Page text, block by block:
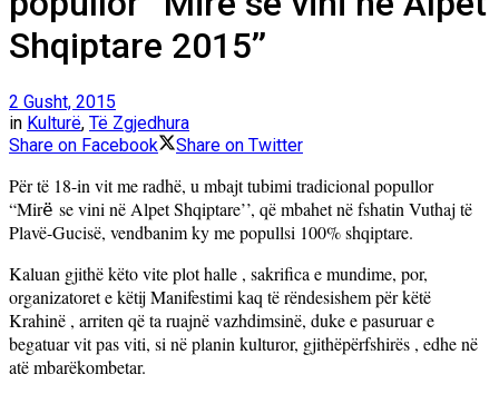
Shqiptare 2015’’
2 Gusht, 2015
in Kulturë, Të Zgjedhura
Share on Facebook
Share on Twitter
Për të 18-in vit me radhë, u mbajt tubimi tradicional popullor
“Mirë se vini në Alpet Shqiptare’’, që mbahet në fshatin Vuthaj të
Plavë-Gucisë, vendbanim ky me popullsi 100% shqiptare.
Kaluan gjithë këto vite plot halle , sakrifica e mundime, por,
organizatoret e këtij Manifestimi kaq të rëndesishem për këtë
Krahinë , arriten që ta ruajnë vazhdimsinë, duke e pasuruar e
begatuar vit pas viti, si në planin kulturor, gjithëpërfshirës , edhe në
atë mbarëkombetar.